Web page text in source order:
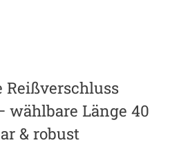
Reißverschluss
Länge 40
& robust